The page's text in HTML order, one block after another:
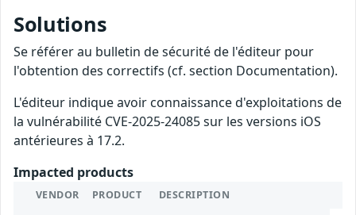
Solutions
Se référer au bulletin de sécurité de l'éditeur pour
l'obtention des correctifs (cf. section Documentation).
L'éditeur indique avoir connaissance d'exploitations de
la vulnérabilité CVE-2025-24085 sur les versions iOS
antérieures à 17.2.
Impacted products
VENDOR PRODUCT DESCRIPTION